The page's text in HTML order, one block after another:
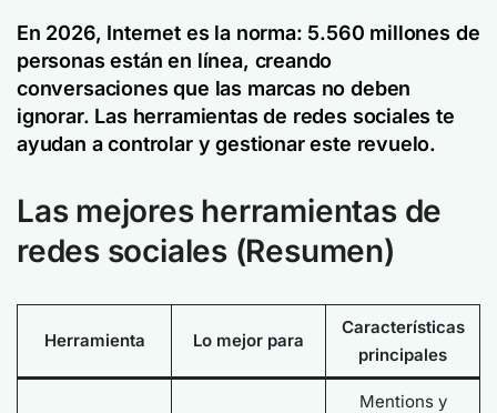
En 2026, Internet es la norma: 5.560 millones de
personas están en línea, creando
conversaciones que las marcas no deben
ignorar. Las herramientas de redes sociales te
ayudan a controlar y gestionar este revuelo.
Las mejores herramientas de
redes sociales(Resumen)
Herramienta Lo mejor para
Características
principales
Mentions y